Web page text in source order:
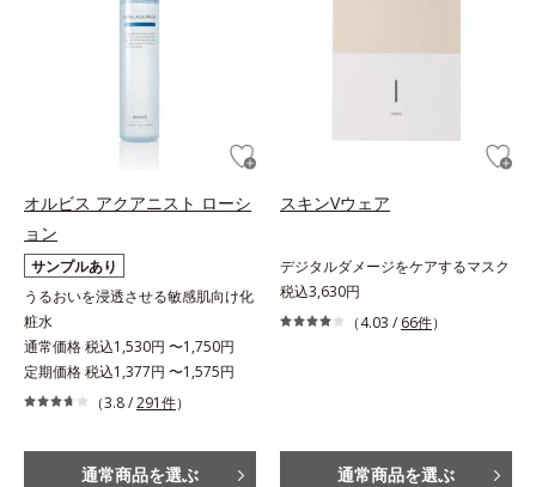
オルビス アクアニスト ローシ
ョン
サンプルあり
うるおいを浸透させる敏感肌向け化
粧水
通常価格 税込1,530円 〜1,750円
定期価格 税込1,377円 〜1,575円
（3.8 /291件）
通常商品を選ぶ
スキンVウェア
デジタルダメージをケアするマスク
税込3,630円
（4.03 / 66件）
通常商品を選ぶ